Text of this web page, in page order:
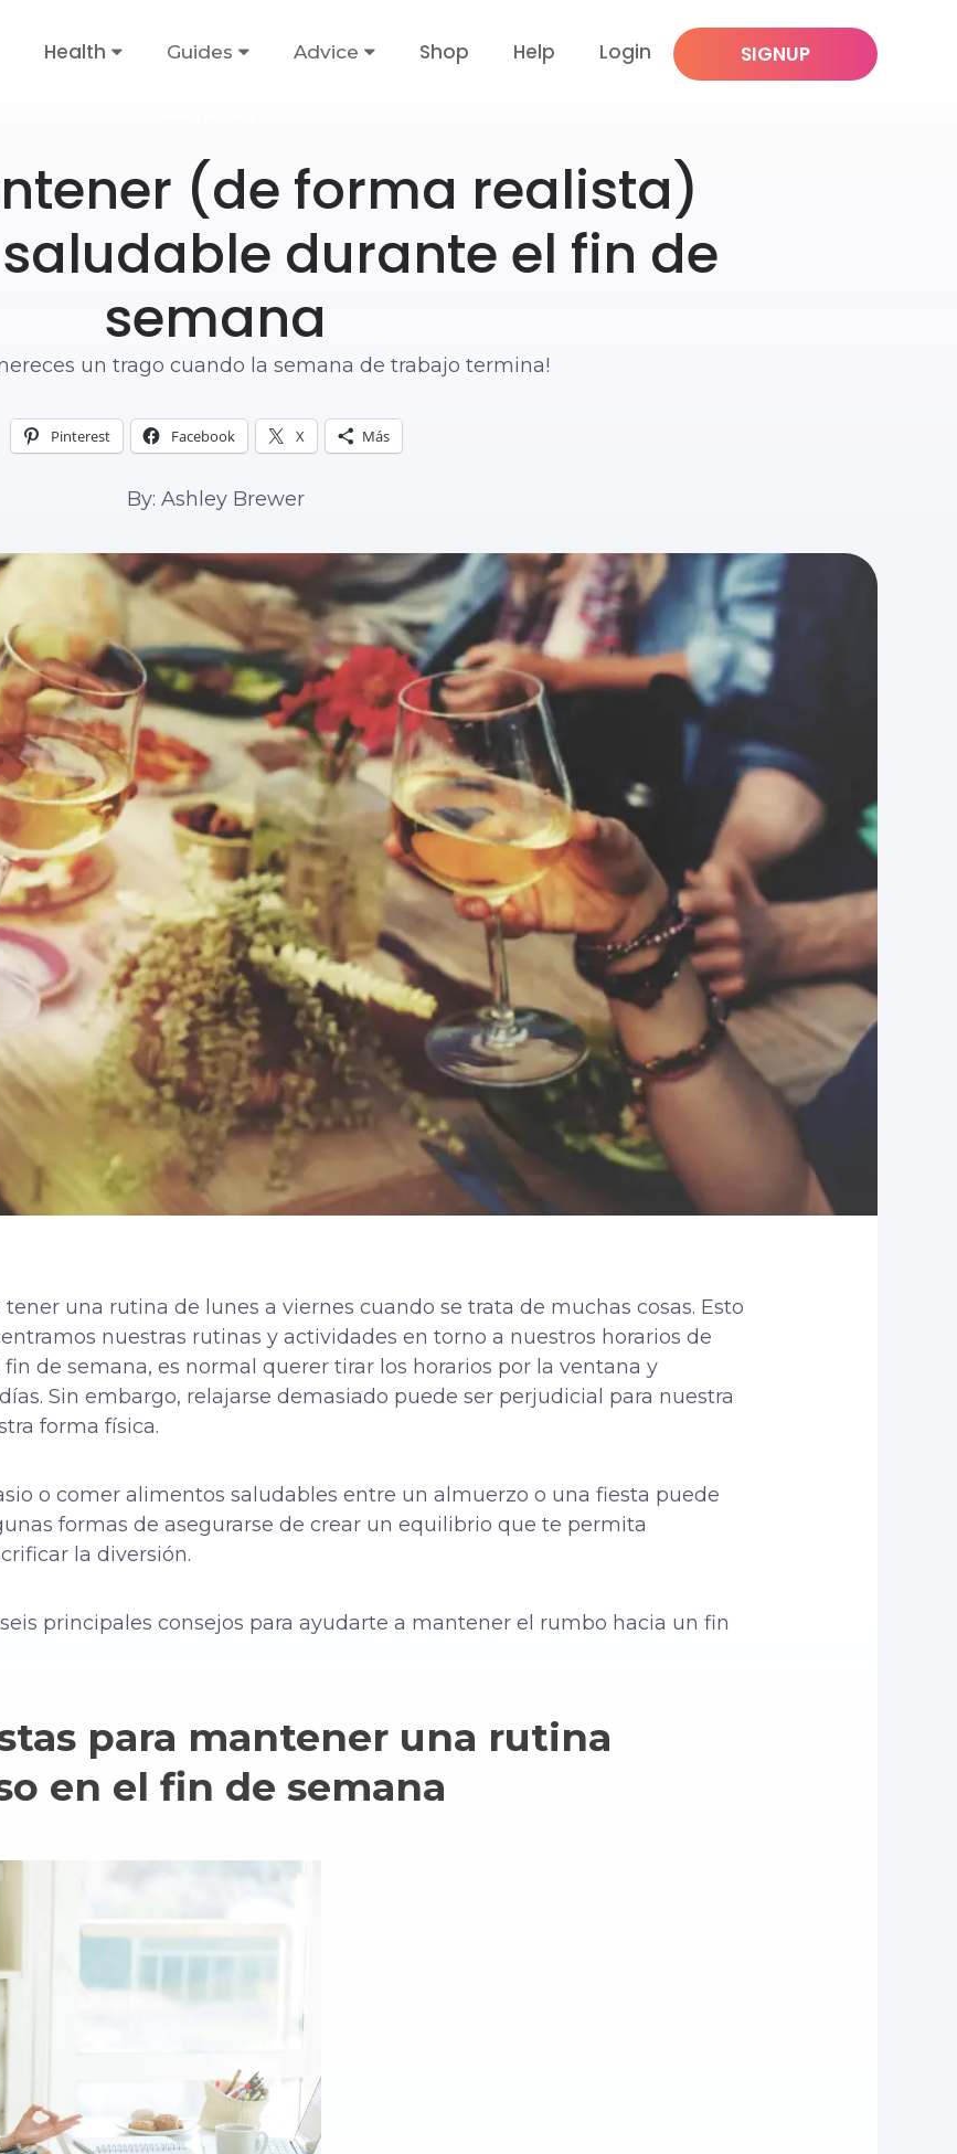
Health Guides Advice Shop Help Login SIGNUP
(de forma realista)
durante el fin de
semana
un trago cuando la semana de trabajo termina!
Pinterest Facebook X Más
By: Ashley Brewer
una rutina de lunes a viernes cuando se trata de muchas cosas. Esto
nuestras rutinas y actividades en torno a nuestros horarios de
de semana, es normal querer tirar los horarios por la ventana y
Sin embargo, relajarse demasiado puede ser perjudicial para nuestra
forma física.
o comer alimentos saludables entre un almuerzo o una fiesta puede
formas de asegurarse de crear un equilibrio que te permita
la diversión.
principales consejos para ayudarte a mantener el rumbo hacia un fin
para mantener una rutina
en el fin de semana